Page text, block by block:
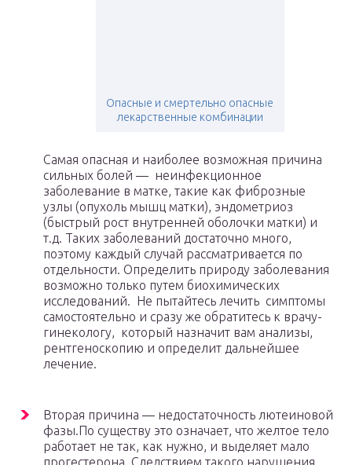
Опасные и смертельно опасные
лекарственные комбинации
Самая опасная и наиболее возможная причина
сильных болей — неинфекционное
заболевание в матке, такие как фиброзные
узлы (опухоль мышц матки), эндометриоз
(быстрый рост внутренней оболочки матки) и
т.д. Таких заболеваний достаточно много,
поэтому каждый случай рассматривается по
отдельности. Определить природу заболевания
возможно только путем биохимических
исследований. Не пытайтесь лечить симптомы
самостоятельно и сразу же обратитесь к врачу-
гинекологу, который назначит вам анализы,
рентгеноскопию и определит дальнейшее
лечение.
Вторая причина — недостаточность лютеиновой
фазы.По существу это означает, что желтое тело
работает не так, как нужно, и выделяет мало
прогестерона. Следствием такого нарушения